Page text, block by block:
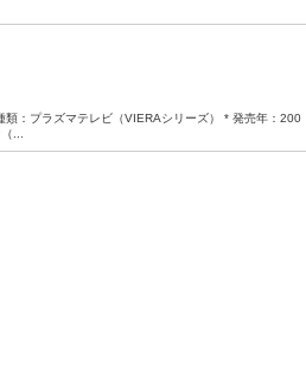
：プラズマテレビ（VIERAシリーズ） * 発売年：200
...